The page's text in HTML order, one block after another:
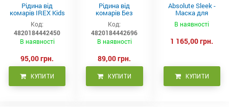
Рідина від
комарів IREX Kids
д/дітей (30 ночей),
20мл
Код:
4820184442450
В наявності
95,00 грн.
КУПИТИ
Рідина від
комарів Без
запаху IREX (30
ночей), 20мл
Код:
4820184442696
В наявності
89,00 грн.
КУПИТИ
Absolute Sleek -
Маска для
неслухняного
волосся 300 мл
В наявності
1 165,00 грн.
КУПИТИ